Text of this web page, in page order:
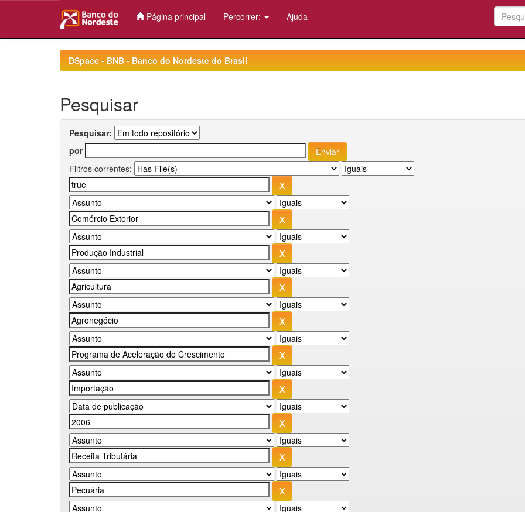
Página principal Percorrer: Ajuda
DSpace - BNB - Banco do Nordeste do Brasil
Pesquisar
Pesquisar:
por
Filtros correntes: